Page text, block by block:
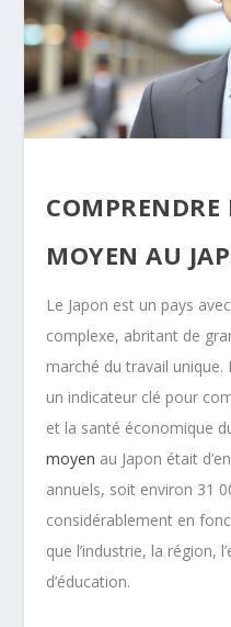
COMPRENDRE
MOYEN AU
Le Japon est un pays
complexe, abritant de
marché du travail unique.
un indicateur clé pour
et la santé économique
moyen au Japon était
annuels, soit environ 31
considérablement en
que l’industrie, la région,
d’éducation.